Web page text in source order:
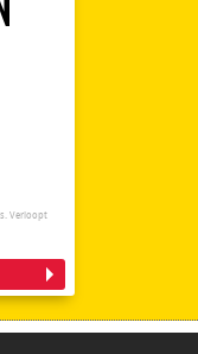
Verloopt